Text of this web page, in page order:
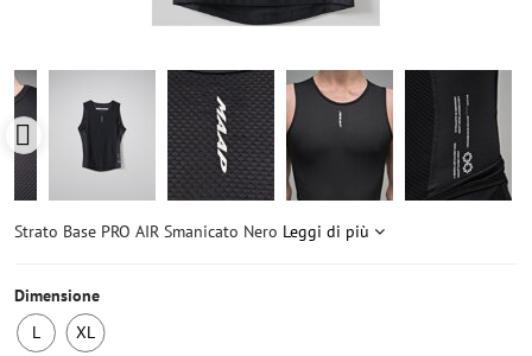
Strato Base PRO AIR Smanicato Nero Leggi di più
Dimensione
L
XL